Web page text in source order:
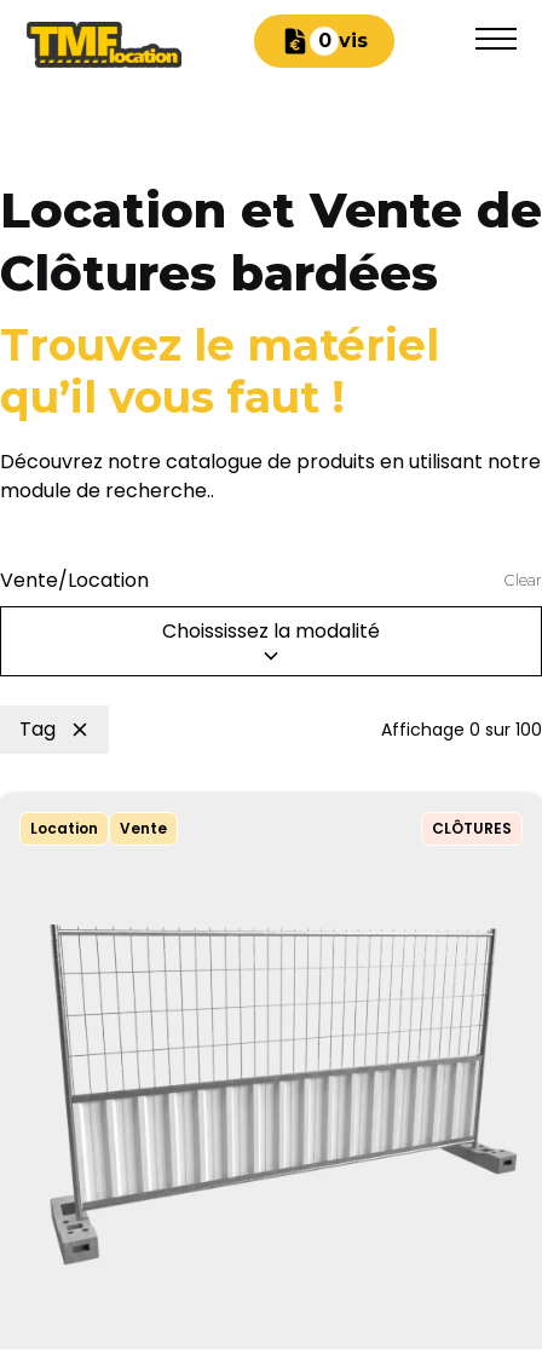
Devis
0
Location et Vente de
Clôtures bardées
Trouvez le matériel
qu’il vous faut !
Découvrez notre catalogue de produits en utilisant notre
module de recherche..
Vente/Location Clear
Choississez la modalité
Tag Affichage 0 sur 100
Location Vente CLÔTURES